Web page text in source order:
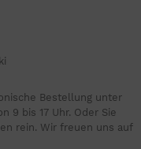
Bestellung unter
9 bis 17 Uhr. Oder Sie
rein. Wir freuen uns auf